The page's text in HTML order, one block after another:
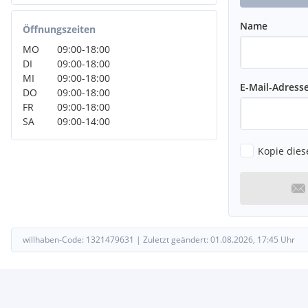
Lendenwirbelstütze Sitz vorn rechts, Lenkrad (Sport/Leder) mit
Schaltfunktion, Lenksäule (Lenkrad) mechan. verstellbar,
Leseleuchten vorn und hinten LED, LM-Felgen, Modellpflege,
Multifunktionsanzeige Premium (Farbdisplay),
Notrufsystem, Otto-Partikelfilter (OPF), Parkbremse elektrisch,
Progressivlenkung, Reifenkontroll-Anzeige, Rücksitzlehne
Abgasnorm Euro 6d-TEMP, Schalt-/Wählhebelgriff Aluminium,
Sicherheitsgurte vorn mit Gurtstraffer, höhenverstellbar, Sitz
Sitz vorn rechts höhenverstellbar, Sitze: Top-Sportsitze vorn,
Anlage, Steckdose 12V im Koffer-/Laderaum, Stoßfänger Sport-
außen Wagenfarbe, Warnanlage für Sicherheitsgurte vorn
, Ambiente-Beleuchtung, Innenspiegel automatisch
Öffnungszeiten
MO
09:00-18:00
DI
09:00-18:00
MI
09:00-18:00
DO
09:00-18:00
FR
09:00-18:00
SA
09:00-14:00
Name
E-Mail-
Kopie
willhaben-Code: 1321479631 | Zuletzt geändert: 01.08.2026, 17:45 Uhr